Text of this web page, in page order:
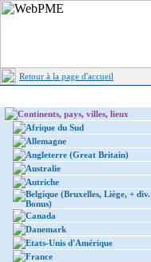
Retour à la page d'accueil
Continents, pays, villes, lieux
Afrique du Sud
Allemagne
Angleterre (Great Britain)
Australie
Autriche
Belgique (Bruxelles, Liège, + div.
Bonus)
Canada
Danemark
Etats-Unis d'Amérique
France